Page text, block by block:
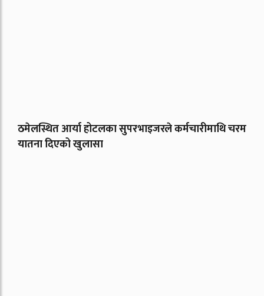
ठमेलस्थित आर्या होटलका सुपरभाइजरले कर्मचारीमाथि चरम
यातना दिएको खुलासा